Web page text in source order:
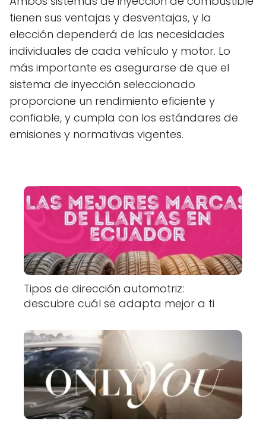
tienen sus ventajas y desventajas, y la
elección dependerá de las necesidades
individuales de cada vehículo y motor. Lo
más importante es asegurarse de que el
sistema de inyección seleccionado
proporcione un rendimiento eficiente y
confiable, y cumpla con los estándares de
emisiones y normativas vigentes.
Tipos de dirección automotriz:
descubre cuál se adapta mejor a ti